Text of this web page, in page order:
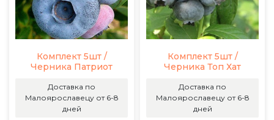
Комплект 5шт /
Черника Патриот
Доставка по
Малоярославецу от 6-8
дней
Комплект 5шт /
Черника Топ Хат
Доставка по
Малоярославецу от 6-8
дней